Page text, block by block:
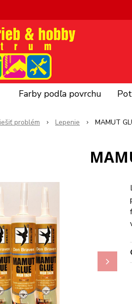
Farby podľa povrchu
problém Lepenie MAMUT